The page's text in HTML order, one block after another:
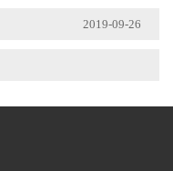
2019-09-26